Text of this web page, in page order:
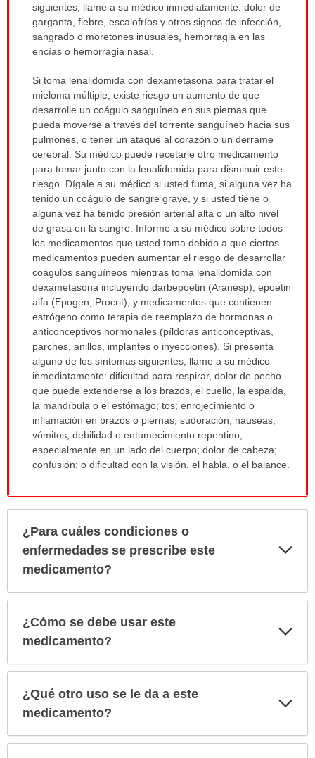
siguientes, llame a su médico inmediatamente: dolor de
garganta, fiebre, escalofríos y otros signos de infección,
sangrado o moretones inusuales, hemorragia en las
encías o hemorragia nasal.
Si toma lenalidomida con dexametasona para tratar el
mieloma múltiple, existe riesgo un aumento de que
desarrolle un coágulo sanguíneo en sus piernas que
pueda moverse a través del torrente sanguíneo hacia sus
pulmones, o tener un ataque al corazón o un derrame
cerebral. Su médico puede recetarle otro medicamento
para tomar junto con la lenalidomida para disminuir este
riesgo. Dígale a su médico si usted fuma, si alguna vez ha
tenido un coágulo de sangre grave, y si usted tiene o
alguna vez ha tenido presión arterial alta o un alto nivel
de grasa en la sangre. Informe a su médico sobre todos
los medicamentos que usted toma debido a que ciertos
medicamentos pueden aumentar el riesgo de desarrollar
coágulos sanguíneos mientras toma lenalidomida con
dexametasona incluyendo darbepoetin (Aranesp), epoetin
alfa (Epogen, Procrit), y medicamentos que contienen
estrógeno como terapia de reemplazo de hormonas o
anticonceptivos hormonales (píldoras anticonceptivas,
parches, anillos, implantes o inyecciones). Si presenta
alguno de los síntomas siguientes, llame a su médico
inmediatamente: dificultad para respirar, dolor de pecho
que puede extenderse a los brazos, el cuello, la espalda,
la mandíbula o el estómago; tos; enrojecimiento o
inflamación en brazos o piernas, sudoración; náuseas;
vómitos; debilidad o entumecimiento repentino,
especialmente en un lado del cuerpo; dolor de cabeza;
confusión; o dificultad con la visión, el habla, o el balance.
¿Para cuáles condiciones o
enfermedades se prescribe este
medicamento?
¿Cómo se debe usar este
medicamento?
¿Qué otro uso se le da a este
medicamento?